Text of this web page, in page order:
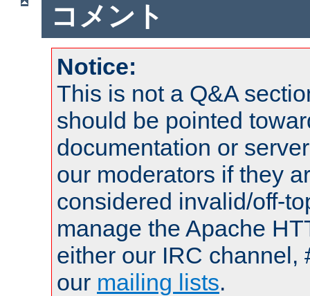
コメント
Notice:
This is not a Q&A
should be pointed
documentation or
our moderators if they
considered invalid/off-
manage the Apache
either our IRC channel,
our mailing lists.